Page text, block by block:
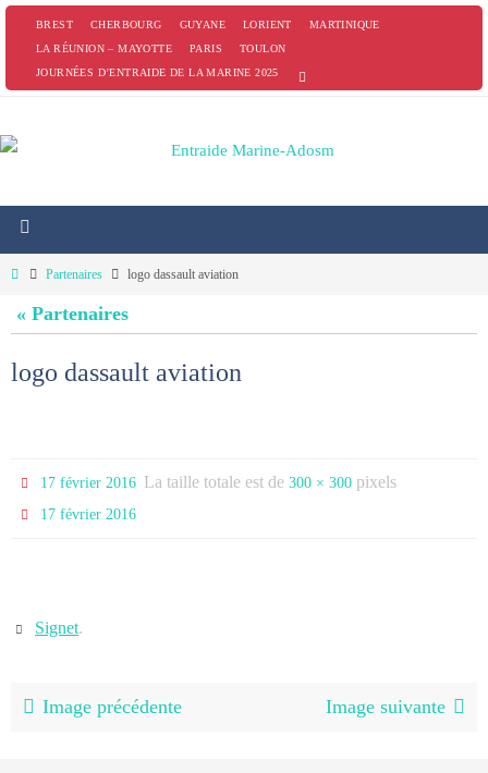
PasserBREST CHERBOURG GUYANE LORIENT
MARTINIQUE
LA RÉUNION – MAYOTTE
PARIS
TOULON
JOURNÉES D’ENTRAIDE DE LA MARINE 2025
HomePartenaires logo dassault aviation
« Partenaires
logo dassault aviation
17 février 2016 La taille totale est de300 × 300 pixels
17 février 2016
Signet.
Image précédente Image suivante